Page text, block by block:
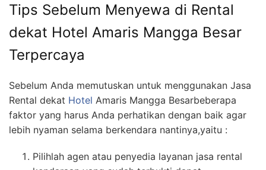
Tips Sebelum Menyewa di Rental
dekat Hotel Amaris Mangga Besar
Terpercaya
Sebelum Anda memutuskan untuk menggunakan Jasa
Rental dekat Hotel Amaris Mangga Besarbeberapa
faktor yang harus Anda perhatikan dengan baik agar
lebih nyaman selama berkendara nantinya,yaitu :
Pilihlah agen atau penyedia layanan jasa rental